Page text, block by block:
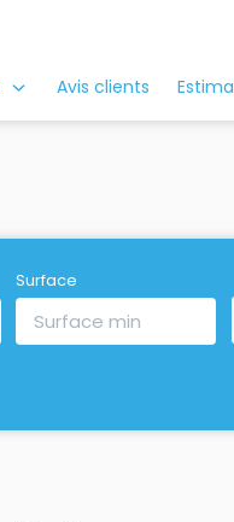
Avis clients
Surface